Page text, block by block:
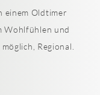
einem Oldtimer
Wohlfühlen und
Regional.